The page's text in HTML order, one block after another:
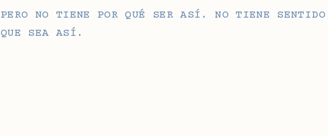
PERO NO TIENE POR QUÉ SER ASÍ. NO TIENE SENTIDO
QUE SEA ASÍ.